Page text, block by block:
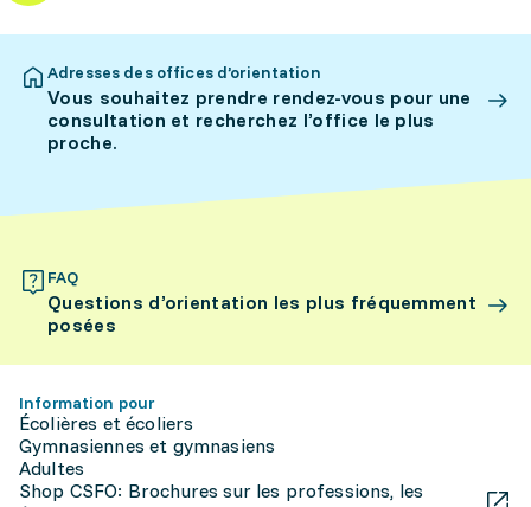
Adresses des offices d’orientation
Vous souhaitez prendre rendez-vous pour une
consultation et recherchez l’office le plus
proche.
FAQ
Questions d’orientation les plus fréquemment
posées
Information pour
Écolières et écoliers
Gymnasiennes et gymnasiens
Adultes
Shop CSFO: Brochures sur les professions, les